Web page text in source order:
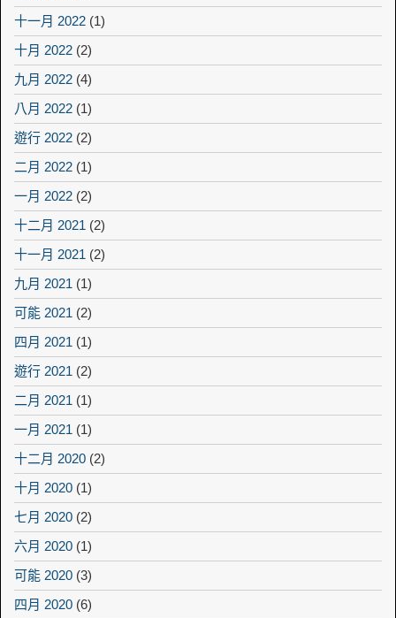
十一月 2022 (1)
十月 2022 (2)
九月 2022 (4)
八月 2022 (1)
遊行 2022 (2)
二月 2022 (1)
一月 2022 (2)
十二月 2021 (2)
十一月 2021 (2)
九月 2021 (1)
可能 2021 (2)
四月 2021 (1)
遊行 2021 (2)
二月 2021 (1)
一月 2021 (1)
十二月 2020 (2)
十月 2020 (1)
七月 2020 (2)
六月 2020 (1)
可能 2020 (3)
四月 2020 (6)